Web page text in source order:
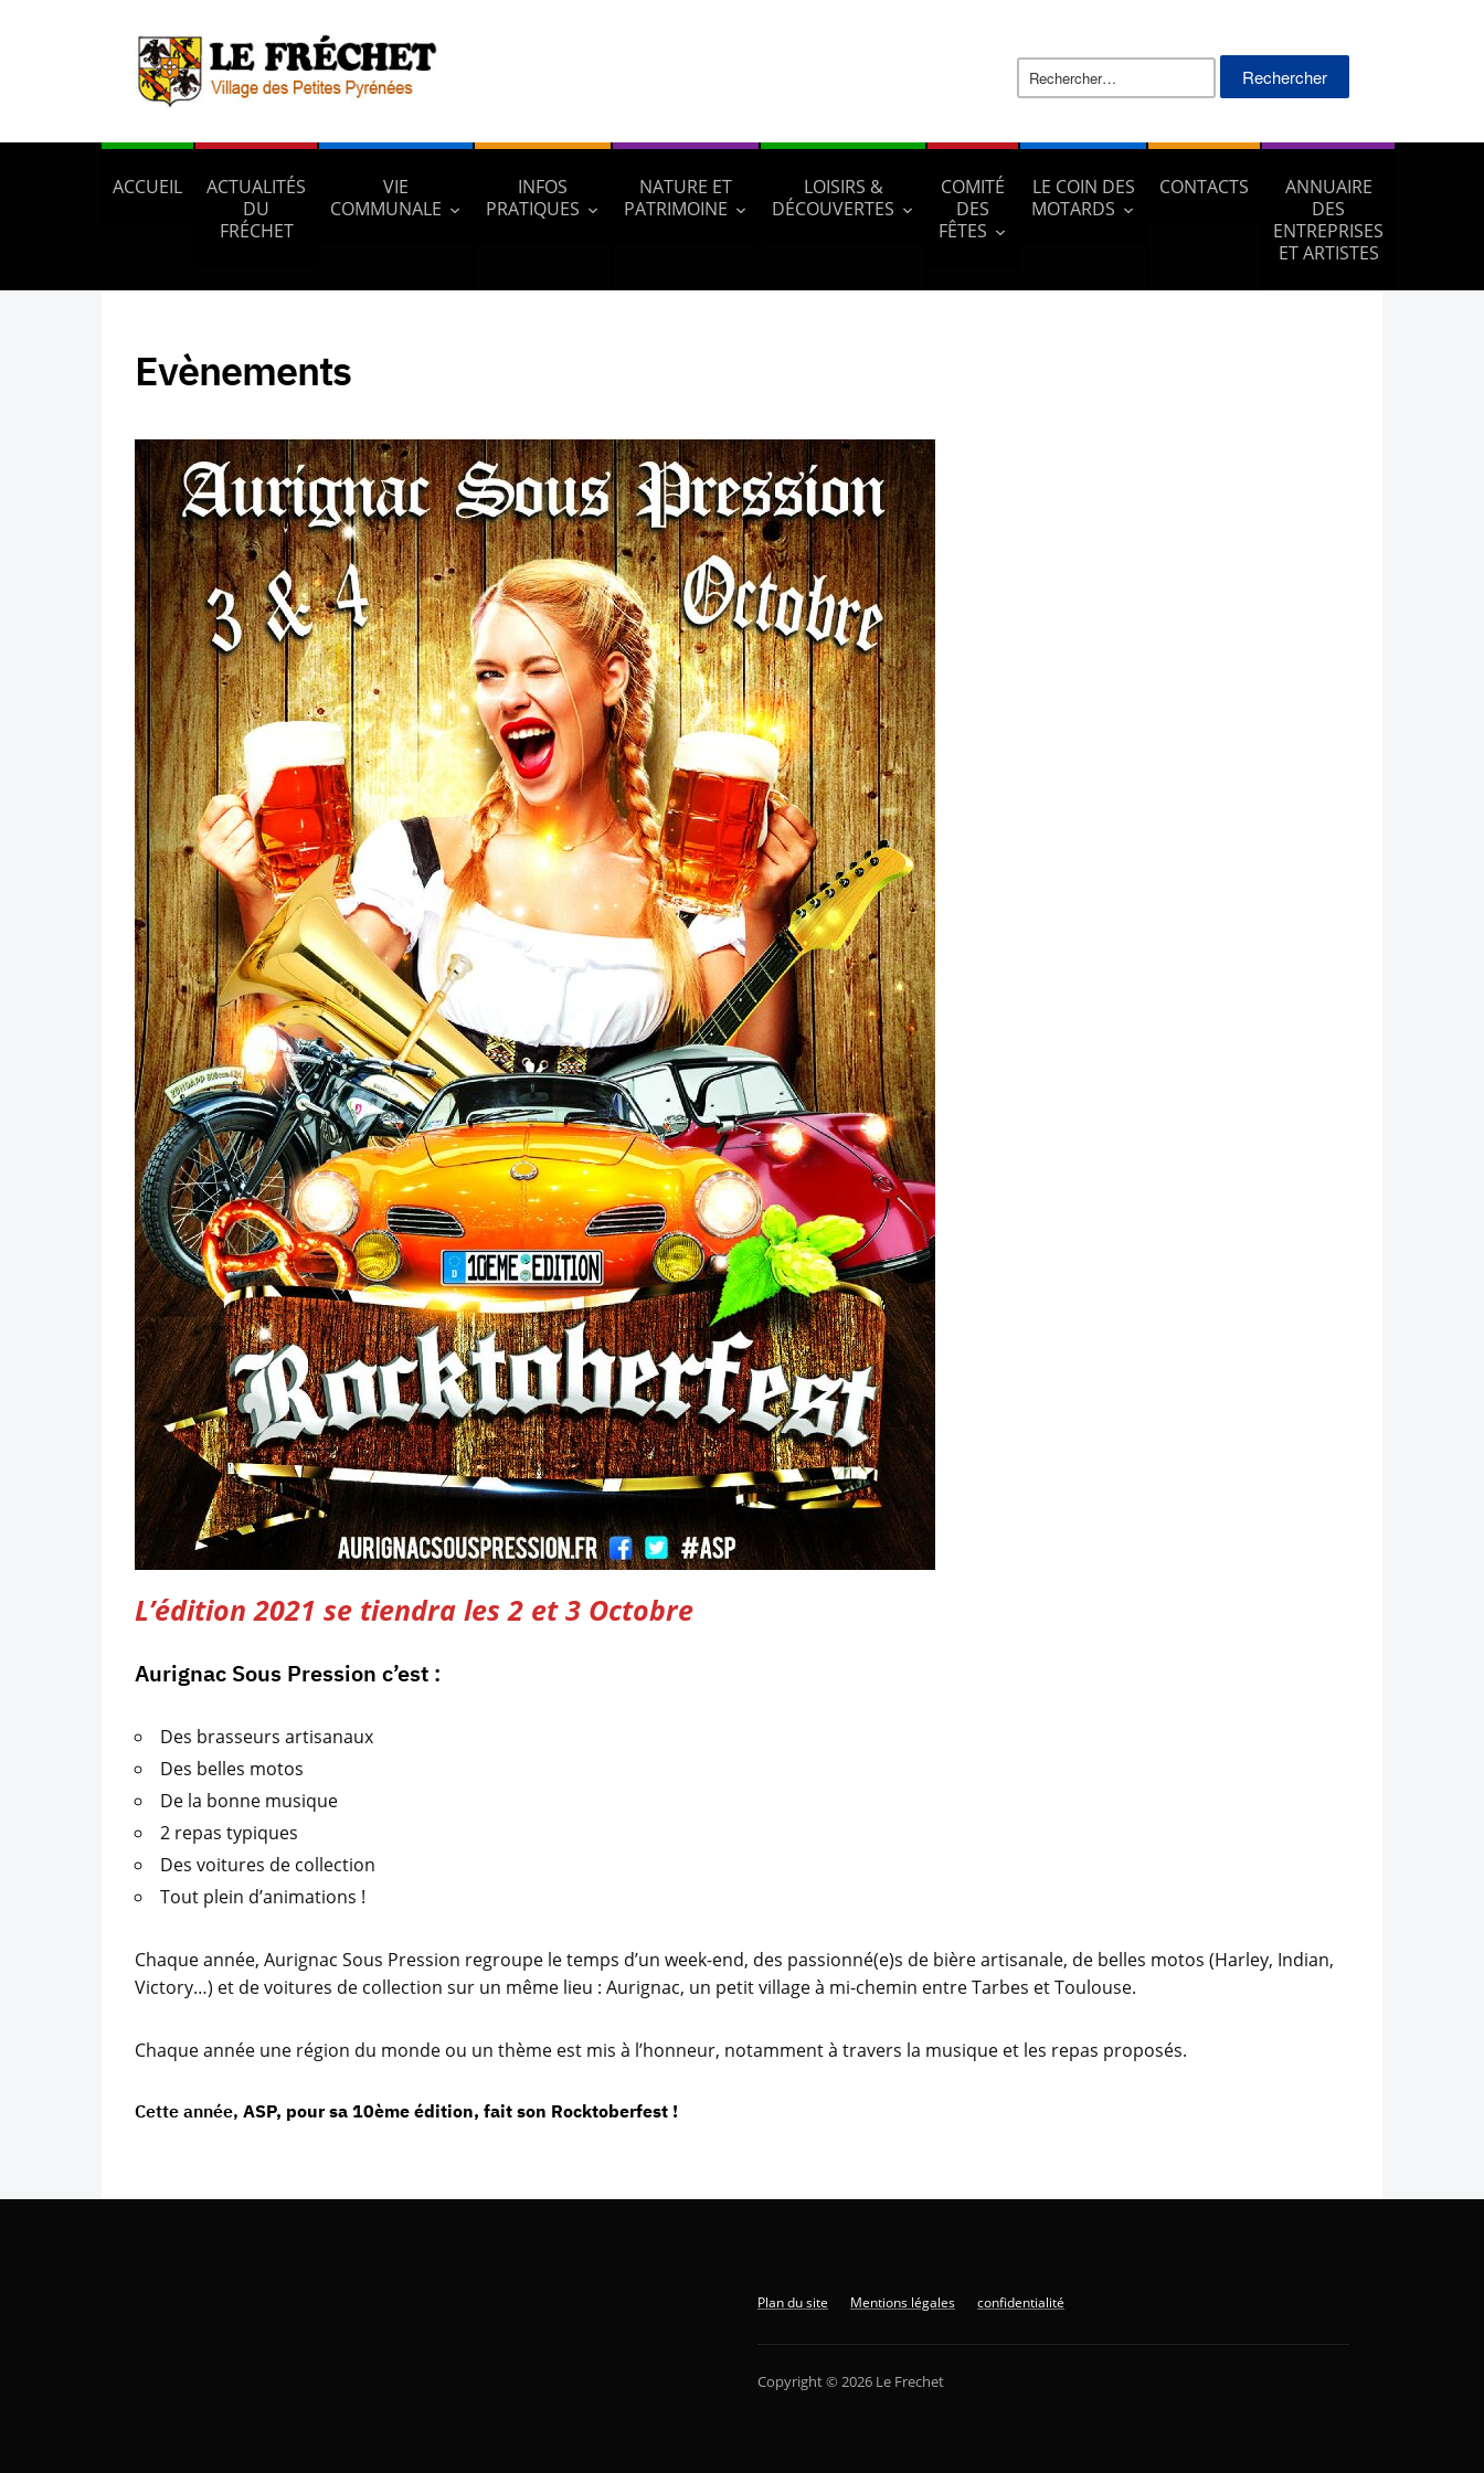
Rechercher :
ACCUEIL
ACTUALITÉS
DU
FRÉCHET
VIE
COMMUNALE
INFOS
PRATIQUES
NATURE ET
PATRIMOINE
LOISIRS &
DÉCOUVERTES
COMITÉ
DES
FÊTES
LE COIN DES
MOTARDS
CONTACTS
ANNUAIRE
DES
ENTREPRISES
ET ARTISTES
Evènements
L’édition 2021 se tiendra les 2 et 3 Octobre
Aurignac Sous Pression c’est :
Des brasseurs artisanaux
Des belles motos
De la bonne musique
2 repas typiques
Des voitures de collection
Tout plein d’animations !
Chaque année, Aurignac Sous Pression regroupe le temps d’un week-end, des passionné(e)s de bière artisanale, de belles motos (Harley, Indian,
Victory…) et de voitures de collection sur un même lieu : Aurignac, un petit village à mi-chemin entre Tarbes et Toulouse.
Chaque année une région du monde ou un thème est mis à l’honneur, notamment à travers la musique et les repas proposés.
Cette année, ASP, pour sa 10ème édition, fait son Rocktoberfest !
Plan du site Mentions légales confidentialité
Copyright © 2026 Le Frechet